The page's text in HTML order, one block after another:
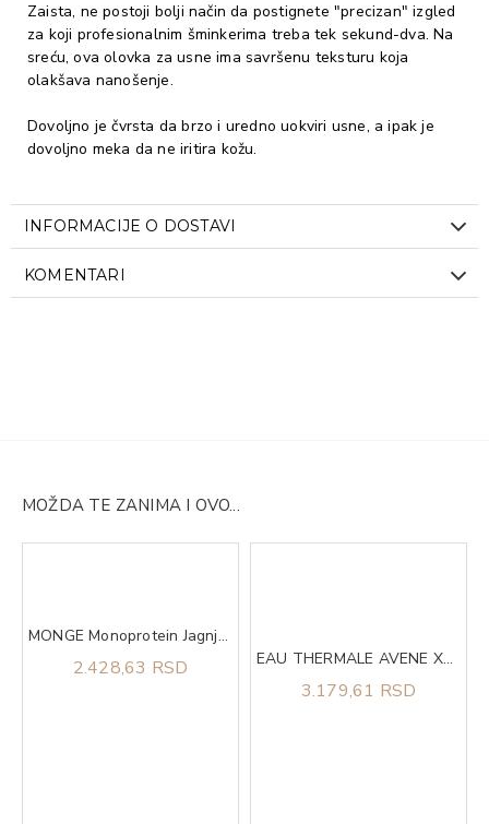
Zaista, ne postoji bolji način da postignete "precizan" izgled
za koji profesionalnim šminkerima treba tek sekund-dva. Na
sreću, ova olovka za usne ima savršenu teksturu koja
olakšava nanošenje.
Dovoljno je čvrsta da brzo i uredno uokviri usne, a ipak je
dovoljno meka da ne iritira kožu.
INFORMACIJE O DOSTAVI
KOMENTARI
MOŽDA TE ZANIMA I OVO...
MONGE Monoprotein Jagnjetina i pirinač za sve rase puppy 2.5kg
2.428,63 RSD EAU THERMALE AVENE Xera Calm A.D. Lipid-replenishing balzam za lice i telo 200ml
3.179,61 RSD